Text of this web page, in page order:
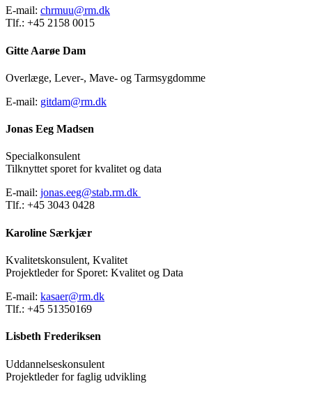
E-mail: chrmuu@rm.dk
Tlf.: +45 2158 0015
Gitte Aarøe Dam
Overlæge, Lever-, Mave- og Tarmsygdomme
E-mail: gitdam@rm.dk
Jonas Eeg Madsen
Specialkonsulent
Tilknyttet sporet for kvalitet og data
E-mail: jonas.eeg@stab.rm.dk
Tlf.: +45 3043 0428
Karoline Særkjær
Kvalitetskonsulent, Kvalitet
Projektleder for Sporet: Kvalitet og Data
E-mail: kasaer@rm.dk
Tlf.: +45 51350169
Lisbeth Frederiksen
Uddannelseskonsulent
Projektleder for faglig udvikling